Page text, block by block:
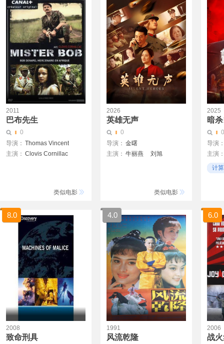
2011
巴布先生
0
导演： Thomas Vincent
主演： Clovis Cornillac
类似电影
2026
英雄无声
0
导演： 金曙
主演： 牛丽燕 刘旭
类似电影
2025
暗
0
导演
主演
锦泷
计
8.0
2008
致命刑具
4.0
1991
风流乾隆
6.0
2006
战